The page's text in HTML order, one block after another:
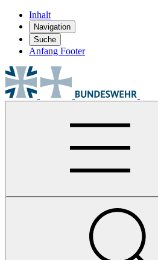
Inhalt
Navigation
Suche
Anfang Footer